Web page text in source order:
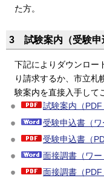
た方。
3 試験案内（受験申
下記によりダウンロー
り請求するか、市立札
験案内を直接入手して
試験案内（PDF
受験申込書（ワ
受験申込書（
面接調書（ワー
面接調書（PDF